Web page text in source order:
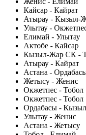
Кайсар - Кайрат
Атырау - Кызыл-
Улытау -
Елимай - Улытау
Актобе - Кайсар
Кызыл-Жар СК -
Атырау - Кайрат
Астана -
Жетысу - Женис
Окжетпес - Тобол
Окжетпес - Тобол
Ордабасы -
Улытау - Женис
Астана - Жетысу